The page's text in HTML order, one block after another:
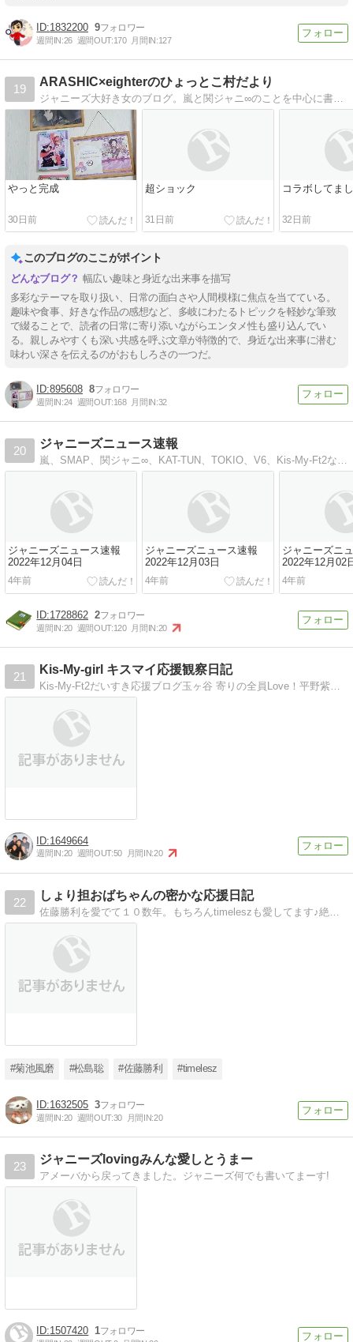
1832200 9
週間IN:26 週間OUT:170 月間IN:127
19
ARASHIC×eighterのひょっとこ村だより
ジャニーズ大好き女のブログ。嵐と関ジャニ∞のことを中心に書いてるので、ファンの方は遊びに来てね。
やっと完成
30日前
超ショック
31日前
コラボしてま
32日前
このブログのここがポイント
幅広い趣味と身近な出来事を描写
多彩なテーマを取り扱い、日常の面白さや人間模様に焦点を当てている。
趣味や食事、好きな作品の感想など、多岐にわたるトピックを軽妙な筆致
で綴ることで、読者の日常に寄り添いながらエンタメ性も盛り込んでい
る。親しみやすくも深い共感を呼ぶ文章が特徴的で、身近な出来事に潜む
味わい深さを伝えるのがおもしろさの一つだ。
895608 8
週間IN:24 週間OUT:168 月間IN:32
20
ジャニーズニュース速報
ジャニーズニュース速報
2022年12月04日
4年前
ジャニーズニュース速報
2022年12月03日
4年前
ジャニーズニ
2022年12月02
4年前
1728862 2
週間IN:20 週間OUT:120 月間IN:20
21
Kis-My-girl キスマイ応援観察日記
Kis-My-Ft2だいすき応援ブログ玉ヶ谷 寄りの全員Love！平野紫耀くんにぞっこん(*´∀｀)岸くんをはじめJr.大好き!!うがままに愛を叫んでます(笑)
1649664
週間IN:20 週間OUT:50 月間IN:20
22
しょり担おばちゃんの密かな応援日記
#菊池風磨 #松島聡 #佐藤勝利 #timelesz
1632505 3
週間IN:20 週間OUT:30 月間IN:20
23
ジャニーズlovingみんな愛しとうまー
アメーバから戻ってきました。ジャニーズ何でも書いてまーす!
1507420 1